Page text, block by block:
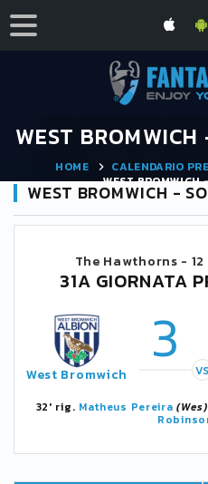
WEST
HOME
CALENDARIO
WEST
WEST BROMWICH -
The Hawthorns -
31A GIORNATA
West Bromwich 3 VS
32' rig. Matheus Pereira (Wes)